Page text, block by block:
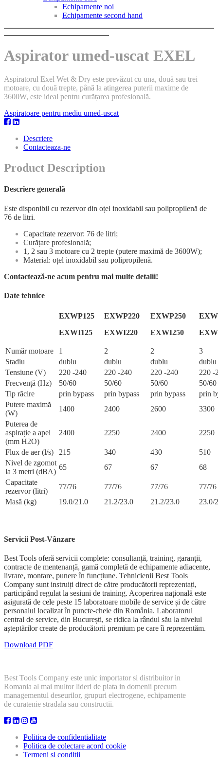
Echipamente noi
Echipamente second hand
Aspirator umed-uscat EXEL
Aspiratorul Exel Wet & Dry este prevăzut cu una, două sau trei
motoare, cu două trepte, până la atingerea puterii maxime de
3600W, este ideal pentru curățarea profesională.
Aspiratoare pentru mediu umed-uscat
Descriere
Contacteaza-ne
Product Description
Descriere generală
Este disponibil cu rezervor din oțel inoxidabil sau polipropilenă de
76 de litri.
Capacitate rezervor: 76 de litri;
Curățare profesională;
1, 2 sau 3 motoare cu 2 trepte (putere maximă de 3600W);
Material: oțel inoxidabil sau polipropilenă.
Contactează-ne acum pentru mai multe detalii!
Date tehnice
EXWP125
EXWI125
EXWP220
EXWI220
EXWP250
EXWI250
Număr motoare 1 2 2
3
Stadiu
dublu dublu dublu
dublu
Tensiune (V)
220 -240 220 -240 220 -240
220 -
Frecvență (Hz)
50/60 50/60 50/60
50/60
Tip răcire
prin bypass prin bypass prin bypass
prin
Putere maximă
(W)
1400 2400 2600
3300
Puterea de
aspirație a apei
(mm H2O)
2400 2250 2400 2250
Flux de aer (l/s) 215 340 430
510
Nivel de zgomot
la 3 metri (dBA)
65 67 67
68
Capacitate
rezervor (litri)
77/76 77/76 77/76
77/76
Masă (kg)
19.0/21.0 21.2/23.0 21.2/23.0 23.0/
Servicii Post-Vânzare
Best Tools oferă servicii complete: consultanță, training, garanții,
contracte de mentenanță, gamă completă de echipamente adiacente,
livrare, montare, punere în funcțiune. Tehnicienii Best Tools
Company sunt instruiți direct de către producătorii reprezentați,
participând regulat la sesiuni de training. Acoperirea națională este
asigurată de cele peste 15 laboratoare mobile de service și de către
personalul localizat în puncte-cheie din România. Laboratorul
central de service, din București, se ridica la rândul său la nivelul
așteptărilor create de producătorii premium pe care îi reprezentăm.
Download PDF
Best Tools Company este unic importator si distribuitor in
Romania al mai multor lideri de piata in domenii precum
managementul deseurilor, grupuri electrogene, echipamente
de curatenie stradala sau constructii.
Politica de confidentialitate
Politica de colectare acord cookie
Termeni si conditii